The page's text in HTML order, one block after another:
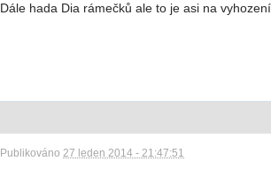
Dále hada Dia rámečků ale to je asi na
Publikováno27 leden 2014 - 21:47:51